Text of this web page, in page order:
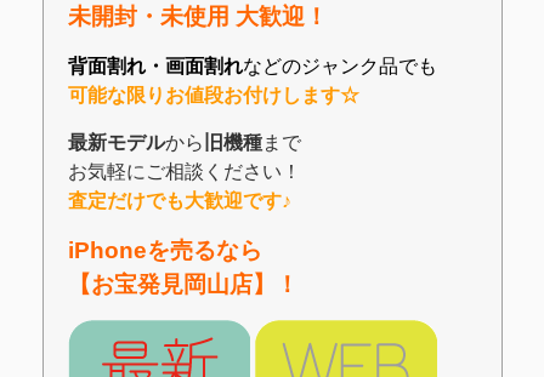
未開封・未使用 大歓迎！
背面割れ・画面割れなどのジャンク品でも
可能な限りお値段お付けします☆
最新モデルから 旧機種まで
お気軽にご相談ください！
査定だけでも大歓迎です♪
iPhoneを売るなら
【お宝発見岡山店】！